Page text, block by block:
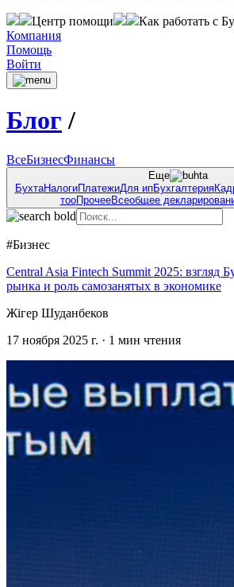
Центр помощи Как работать с
Компания
Помощь
Войти
Блог /
ВсеБизнесФинансы
Еще
БухтаНалогиПлатежиДля ипБухгалтерия
тооПрочееВсеобщее
#Бизнес
Central Asia Fintech Summit 2025: взгляд
рынка и роль самозанятых в экономике
Жігер Шуданбеков
17 ноября 2025 г. · 1 мин чтения